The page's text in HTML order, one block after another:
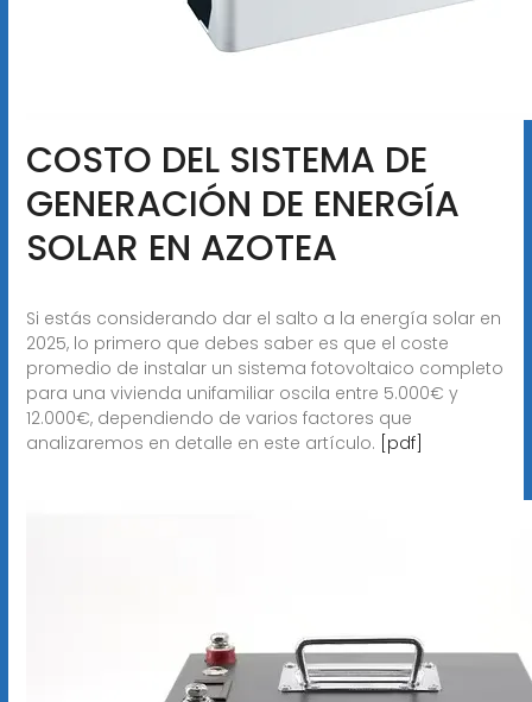
COSTO DEL SISTEMA DE
GENERACIÓN DE ENERGÍA
SOLAR EN AZOTEA
Si estás considerando dar el salto a la energía solar en
2025, lo primero que debes saber es que el coste
promedio de instalar un sistema fotovoltaico completo
para una vivienda unifamiliar oscila entre 5.000€ y
12.000€, dependiendo de varios factores que
analizaremos en detalle en este artículo. [pdf]